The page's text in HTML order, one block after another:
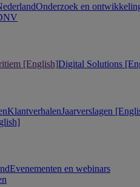
Onderzoek en
[English]Digital Solutions
KlantverhalenJaarverslagen
Evenementen en webinars